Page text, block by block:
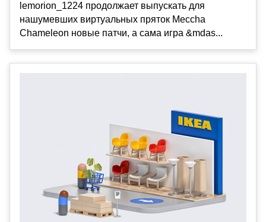
lemorion_1224 продолжает выпускать для
нашумевших виртуальных пряток Meccha
Chameleon новые патчи, а сама игра &mdas...